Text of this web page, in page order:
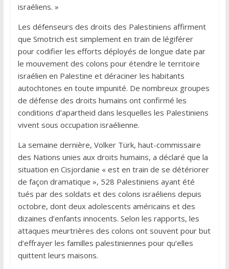
israéliens. »
Les défenseurs des droits des Palestiniens affirment
que Smotrich est simplement en train de légiférer
pour codifier les efforts déployés de longue date par
le mouvement des colons pour étendre le territoire
israélien en Palestine et déraciner les habitants
autochtones en toute impunité. De nombreux groupes
de défense des droits humains ont confirmé les
conditions d’apartheid dans lesquelles les Palestiniens
vivent sous occupation israélienne.
La semaine dernière, Volker Türk, haut-commissaire
des Nations unies aux droits humains, a déclaré que la
situation en Cisjordanie « est en train de se détériorer
de façon dramatique », 528 Palestiniens ayant été
tués par des soldats et des colons israéliens depuis
octobre, dont deux adolescents américains et des
dizaines d’enfants innocents. Selon les rapports, les
attaques meurtrières des colons ont souvent pour but
d’effrayer les familles palestiniennes pour qu’elles
quittent leurs maisons.